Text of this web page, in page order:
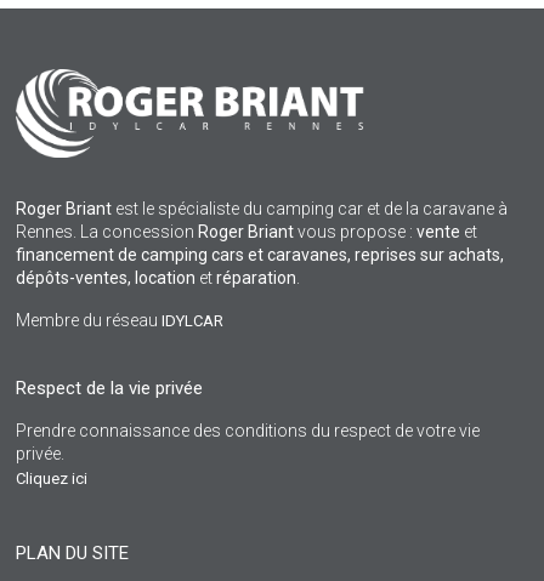
Roger Briant est le spécialiste du camping car et de la caravane à
Rennes. La concession Roger Briantvous propose : vente et
financement de camping cars et caravanes, reprises sur achats,
dépôts-ventes, location etréparation.
Membre du réseauIDYLCAR
Respect de la vie privée
Prendre connaissance des conditions du respect de votre vie
privée.
Cliquez ici
PLAN DU SITE